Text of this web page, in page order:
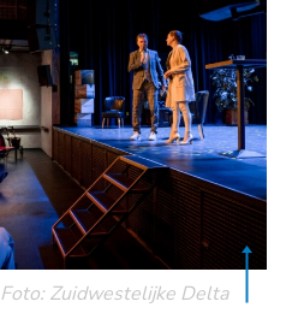
Foto: Zuidwestelijke Delta